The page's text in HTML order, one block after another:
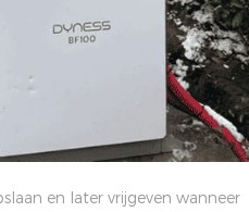
en later vrijgeven wanneer